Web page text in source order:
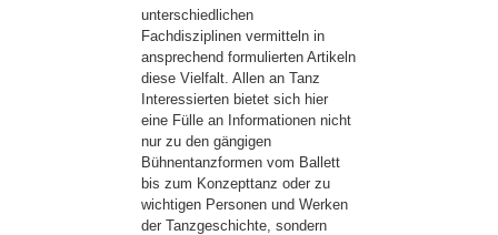
unterschiedlichen
Fachdisziplinen vermitteln in
ansprechend formulierten Artikeln
diese Vielfalt. Allen an Tanz
Interessierten bietet sich hier
eine Fülle an Informationen nicht
nur zu den gängigen
Bühnentanzformen vom Ballett
bis zum Konzepttanz oder zu
wichtigen Personen und Werken
der Tanzgeschichte, sondern